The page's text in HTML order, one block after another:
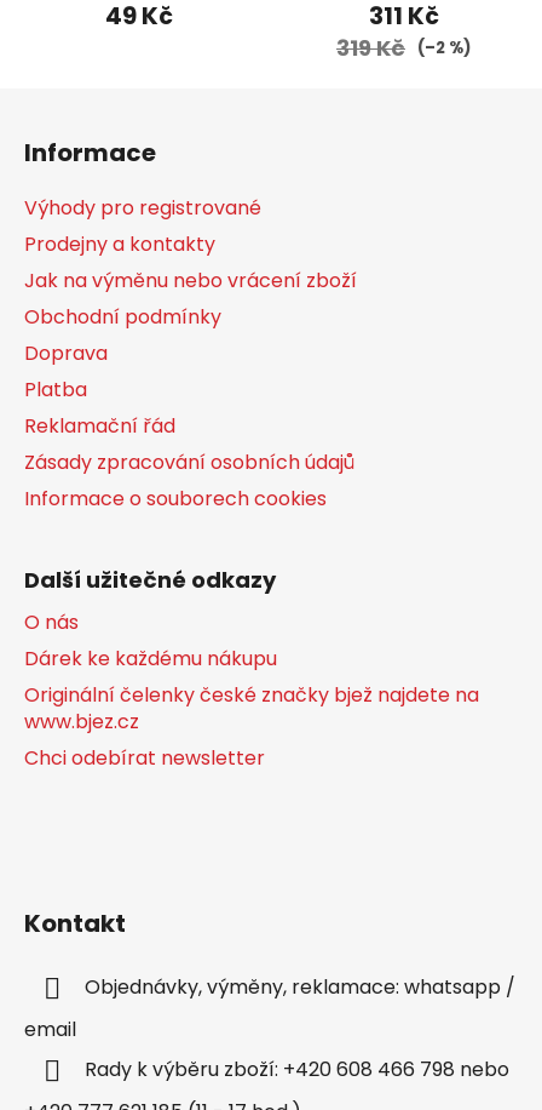
49 Kč 311 Kč
319 Kč (–2 %)
Informace
Výhody pro registrované
Prodejny a kontakty
Jak na výměnu nebo vrácení zboží
Obchodní podmínky
Doprava
Platba
Reklamační řád
Zásady zpracování osobních údajů
Informace o souborech cookies
Další užitečné odkazy
O nás
Dárek ke každému nákupu
Originální čelenky české značky bjež najdete na
www.bjez.cz
Chci odebírat newsletter
Kontakt
Objednávky, výměny, reklamace: whatsapp /
email
Rady k výběru zboží: +420 608 466 798 nebo